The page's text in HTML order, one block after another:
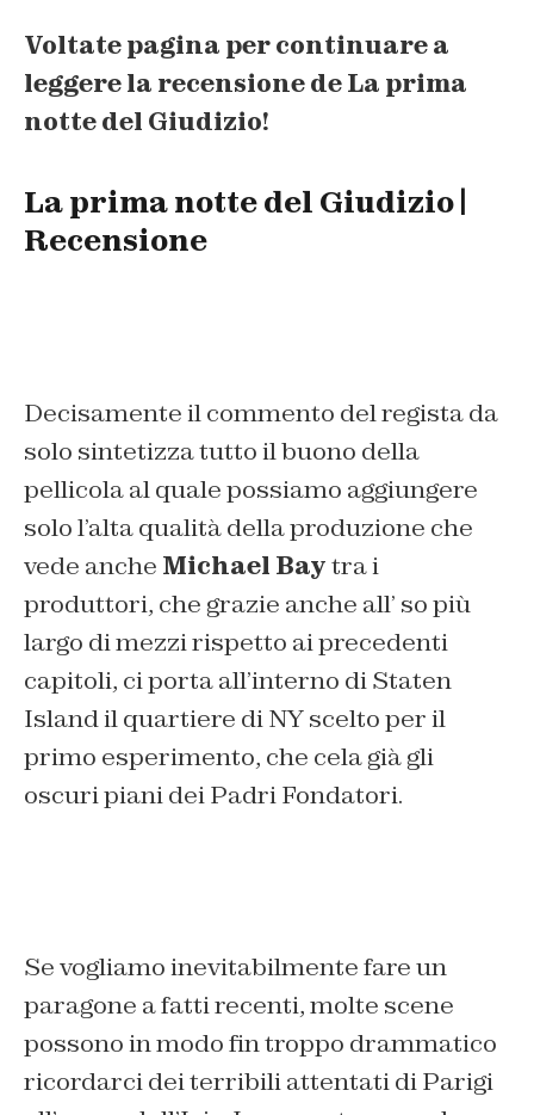
Voltate pagina per continuare a
leggere la recensione de La prima
notte del Giudizio!
La prima notte del Giudizio |
Recensione
Decisamente il commento del regista da
solo sintetizza tutto il buono della
pellicola al quale possiamo aggiungere
solo l’alta qualità della produzione che
vede anche Michael Baytra i
produttori, che grazie anche all’ so più
largo di mezzi rispetto ai precedenti
capitoli, ci porta all’interno di Staten
Island il quartiere di NY scelto per il
primo esperimento, che cela già gli
oscuri piani dei Padri Fondatori.
Se vogliamo inevitabilmente fare un
paragone a fatti recenti, molte scene
possono in modo fin troppo drammatico
ricordarci dei terribili attentati di Parigi